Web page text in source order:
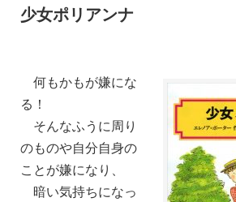
少女ポリアンナ
何もかもが嫌にな
る！
そんなふうに周り
のものや自分自身の
ことが嫌になり、
暗い気持ちになっ